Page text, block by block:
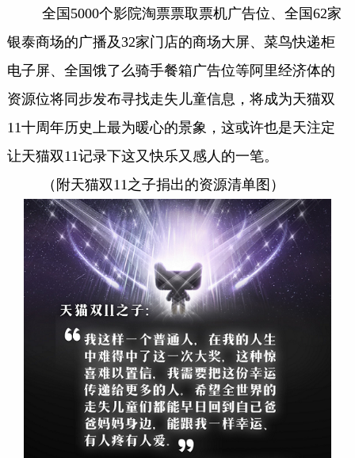
全国5000个影院淘票票取票机广告位、全国62家
银泰商场的广播及32家门店的商场大屏、菜鸟快递柜
电子屏、全国饿了么骑手餐箱广告位等阿里经济体的
资源位将同步发布寻找走失儿童信息，将成为天猫双
11十周年历史上最为暖心的景象，这或许也是天注定
让天猫双11记录下这又快乐又感人的一笔。
（附天猫双11之子捐出的资源清单图）